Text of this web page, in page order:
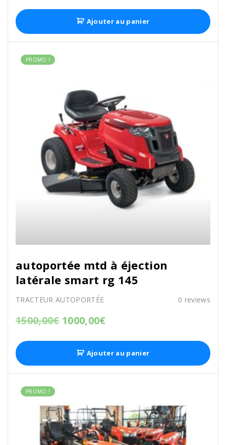
Ajouter au panier
PROMO !
autoportée mtd à éjection
latérale smart rg 145
TRACTEUR AUTOPORTÉE 0 reviews
1500,00€ 1000,00€
Ajouter au panier
PROMO !